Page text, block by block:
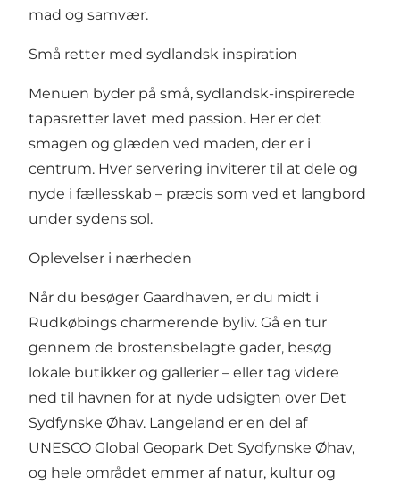
mad og samvær.
Små retter med sydlandsk inspiration
Menuen byder på små, sydlandsk-inspirerede
tapasretter lavet med passion. Her er det
smagen og glæden ved maden, der er i
centrum. Hver servering inviterer til at dele og
nyde i fællesskab – præcis som ved et langbord
under sydens sol.
Oplevelser i nærheden
Når du besøger Gaardhaven, er du midt i
Rudkøbings charmerende byliv. Gå en tur
gennem de brostensbelagte gader, besøg
lokale butikker og gallerier – eller tag videre
ned til havnen for at nyde udsigten over Det
Sydfynske Øhav. Langeland er en del af
UNESCO Global Geopark Det Sydfynske Øhav,
og hele området emmer af natur, kultur og